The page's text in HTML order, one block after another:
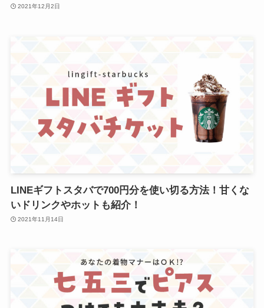
2021年12月2日
LINEギフトスタバで700円分を使い切る方法！甘くな
いドリンクやホットも紹介！
2021年11月14日